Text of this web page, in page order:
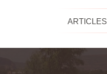
ARTICLES